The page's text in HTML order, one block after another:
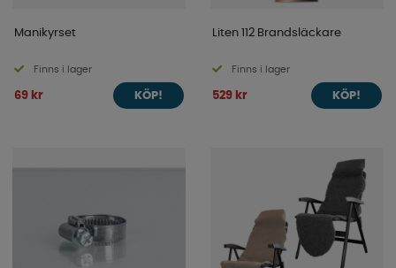
Manikyrset
Finns i lager
69 kr KÖP!
Liten 112 Brandsläckare
Finns i lager
529 kr KÖP!